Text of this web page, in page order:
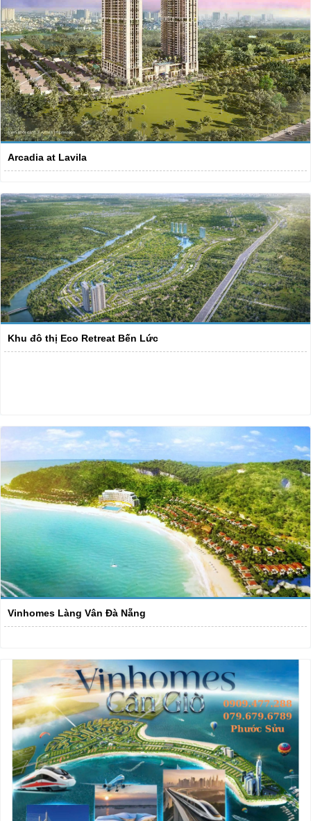
Arcadia at Lavila
Khu đô thị Eco Retreat Bến Lức
Vinhomes Làng Vân Đà Nẵng